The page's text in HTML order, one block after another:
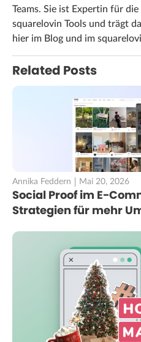
Teams. Sie ist Expertin für
squarelovin Tools und trägt
hier im Blog und im
Related Posts
Annika Feddern Mai 20, 2026
Social Proof im E-
Strategien für mehr